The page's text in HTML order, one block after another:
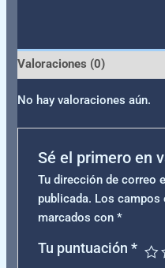
Valoraciones (0)
No hay valoraciones aún.
Sé el primero en
Tu dirección de correo
publicada. Los
marcados con *
Tu puntuación *